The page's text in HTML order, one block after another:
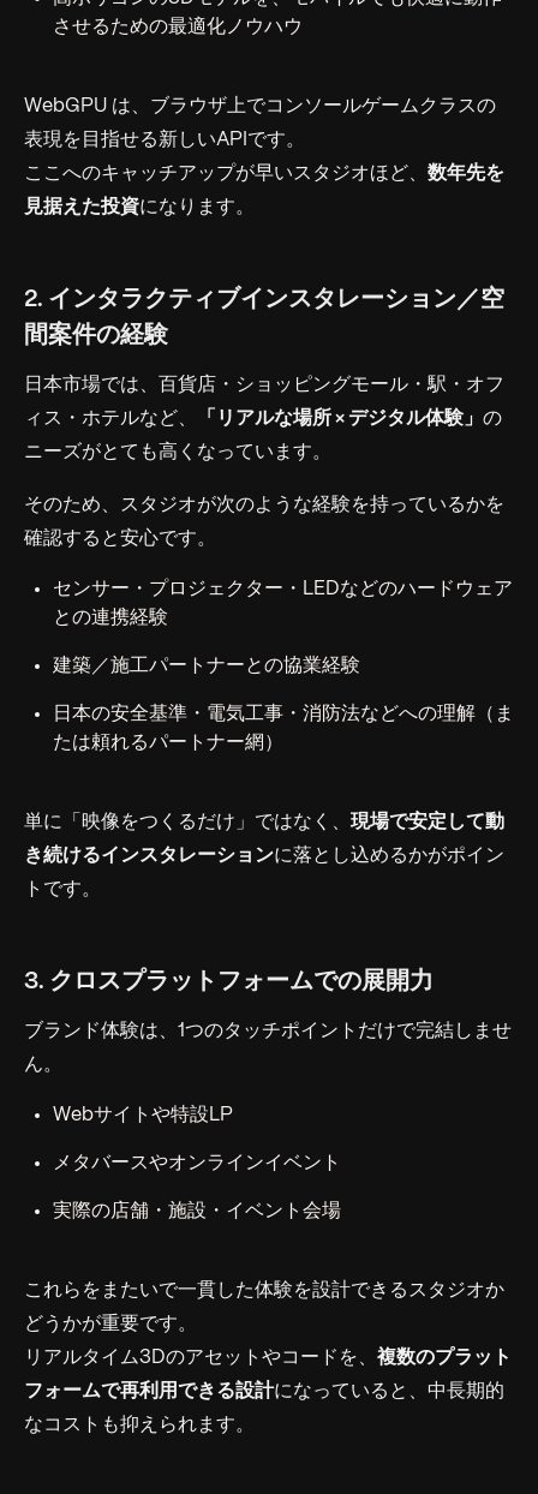
させるための最適化ノウハウ
WebGPU は、ブラウザ上でコンソールゲームクラスの
表現を目指せる新しいAPIです。
ここへのキャッチアップが早いスタジオほど、 数年先を
見据えた投資になります。
2. インタラクティブインスタレーション／空
間案件の経験
日本市場では、百貨店・ショッピングモール・駅・オフ
ィス・ホテルなど、
「リアルな場所 × デジタル体験」 の
ニーズがとても高くなっています。
そのため、スタジオが次のような経験を持っているかを
確認すると安心です。
センサー・プロジェクター・LEDなどのハードウェア
との連携経験
建築／施工パートナーとの協業経験
日本の安全基準・電気工事・消防法などへの理解（ま
たは頼れるパートナー網）
単に「映像をつくるだけ」ではなく、 現場で安定して動
き続けるインスタレーションに落とし込めるかがポイン
トです。
3. クロスプラットフォームでの展開力
ブランド体験は、1つのタッチポイントだけで完結しませ
ん。
Webサイトや特設LP
メタバースやオンラインイベント
実際の店舗・施設・イベント会場
これらをまたいで一貫した体験を設計できるスタジオか
どうかが重要です。
リアルタイム3Dのアセットやコードを、 複数のプラット
フォームで再利用できる設計になっていると、中長期的
なコストも抑えられます。